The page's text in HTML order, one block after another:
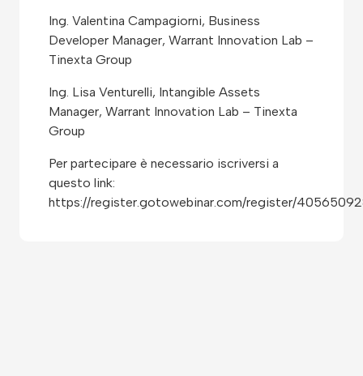
Ing. Valentina Campagiorni, Business
Developer Manager, Warrant Innovation Lab –
Tinexta Group
Ing. Lisa Venturelli, Intangible Assets
Manager, Warrant Innovation Lab – Tinexta
Group
Per partecipare è necessario iscriversi a
questo link:
https://register.gotowebinar.com/register/